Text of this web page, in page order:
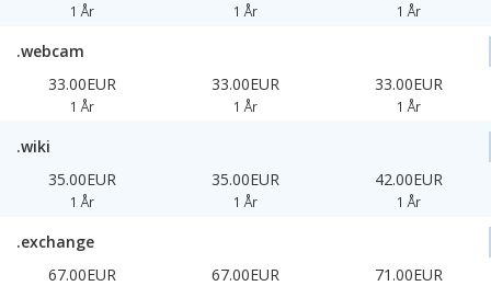
1 År 1 År 1 År
.webcam
33.00EUR
1 År
33.00EUR
1 År
33.00EUR
1 År
.wiki
35.00EUR
1 År
35.00EUR
1 År
42.00EUR
1 År
.exchange
67.00EUR
67.00EUR 71.00EUR